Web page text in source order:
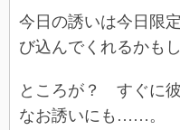
今日の誘いは今日限
び込んでくれるかも
ところが？ すぐに
なお誘いにも……。